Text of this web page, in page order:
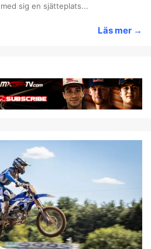
sig en sjätteplats...
Läs mer →